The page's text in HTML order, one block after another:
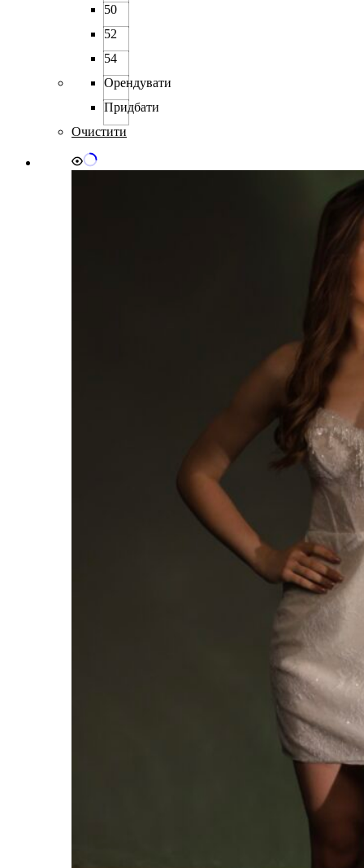
50
52
54
Орендувати
Придбати
Очистити